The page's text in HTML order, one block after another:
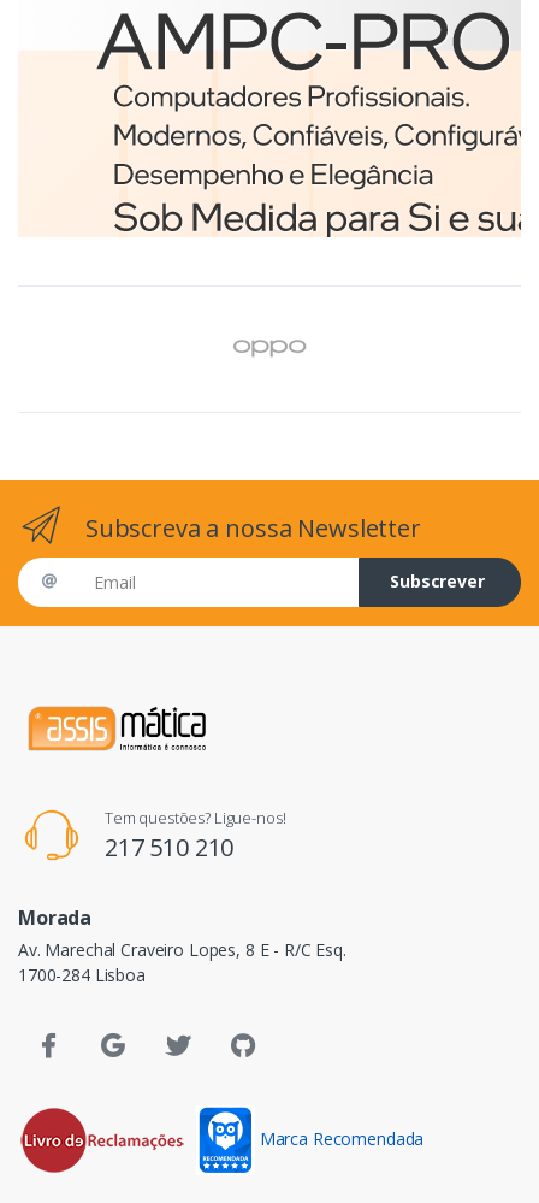
Etiquetas
Brother BCS-1J074102-121
etiqueta para impressão
Branco
€98,75
Subscreva a nossa Newsletter
Email address
Subscrever
Tem questões? Ligue-nos!
217 510 210
Morada
Av. Marechal Craveiro Lopes, 8 E - R/C Esq.
1700-284 Lisboa
Marca Recomendada